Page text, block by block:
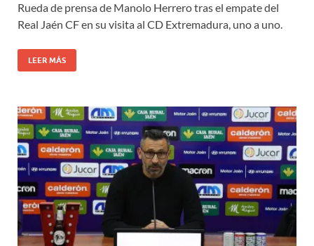
Rueda de prensa de Manolo Herrero tras el empate del
Real Jaén CF en su visita al CD Extremadura, uno a uno.
LEER MÁS